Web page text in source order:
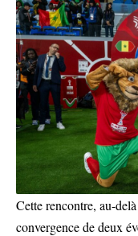
Cette rencontre, au-
convergence de deux